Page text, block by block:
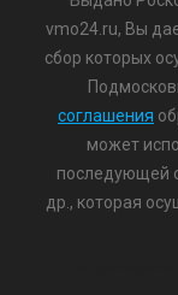
vmo24.ru, Вы
сбор которых
соглашения
может
последующей
др., которая